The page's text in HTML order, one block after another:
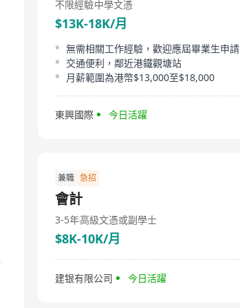
不限經驗中學文憑
$13K-18K/月
無需相關工作經驗，歡迎應屆畢業生申請
交通便利，鄰近港鐵觀塘站
月薪範圍為港幣$13,000至$18,000
東興國際 今日活躍
兼職 急招
會計
3-5年高級文憑或副學士
$8K-10K/月
建银有限公司 今日活躍